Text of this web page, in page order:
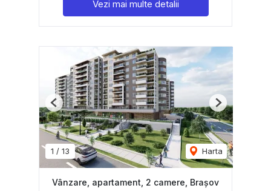
Vezi mai multe detalii
1 / 13 Harta
Previous Next
Vânzare, apartament, 2 camere, Brașov